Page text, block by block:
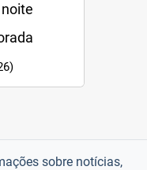
sobre notícias,